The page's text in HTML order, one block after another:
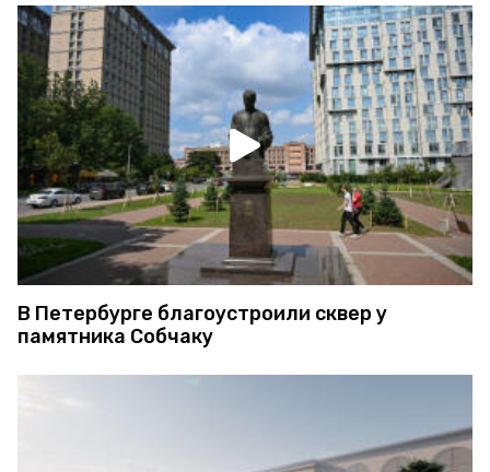
В Петербурге благоустроили сквер у
памятника Собчаку